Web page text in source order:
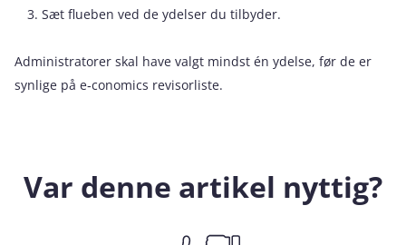
Sæt flueben ved de ydelser du tilbyder.
Administratorer skal have valgt mindst én ydelse, før de er
synlige på e‑conomics revisorliste.
Var denne artikel nyttig?